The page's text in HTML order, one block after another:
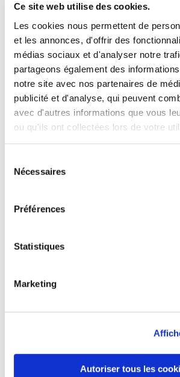
Ce site web utilise des cookies.
Les cookies nous permettent de
et les annonces, d'offrir des
médias sociaux et d'analyser notre
partageons également des
notre site avec nos partenaires de
publicité et d'analyse, qui peuvent
avec d'autres informations que vous
ou qu'ils ont collectées lors de votre
Nécessaires
Préférences
Statistiques
Marketing
Autoriser tous les
[+33 450895081]
 [contact@bibollet-
Horaires
Lundi - Vendredi
Contactez-
Email*
*Champs